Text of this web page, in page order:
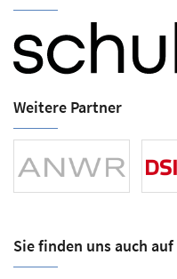
Weitere Partner
Sie finden uns auch auf